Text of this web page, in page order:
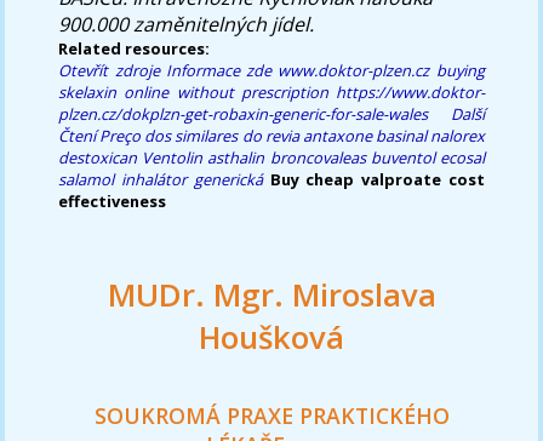
900.000 zaměnitelných jídel.
Related resources:
Otevřít zdroje Informace zde www.doktor-plzen.cz buying
skelaxin online without prescription https://www.doktor-
plzen.cz/dokplzn-get-robaxin-generic-for-sale-wales
Další
Čtení Preço dos similares do revia antaxone basinal nalorex
destoxican Ventolin asthalin broncovaleas buventol ecosal
salamol inhalátor generická Buy cheap valproate cost
effectiveness
MUDr. Mgr. Miroslava
Houšková
SOUKROMÁ PRAXE PRAKTICKÉHO